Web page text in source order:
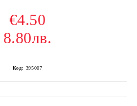
€4.50
8.80лв.
Код: 395007